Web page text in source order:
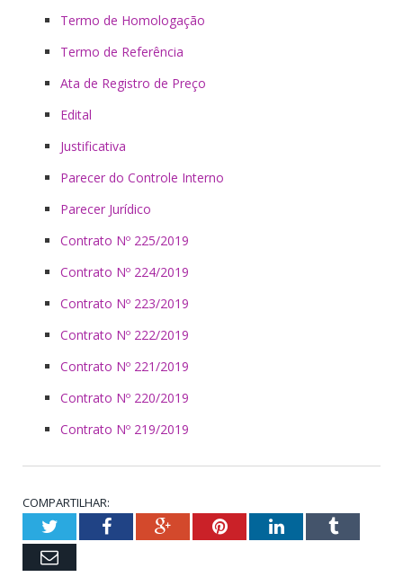
Termo de Homologação
Termo de Referência
Ata de Registro de Preço
Edital
Justificativa
Parecer do Controle Interno
Parecer Jurídico
Contrato Nº 225/2019
Contrato Nº 224/2019
Contrato Nº 223/2019
Contrato Nº 222/2019
Contrato Nº 221/2019
Contrato Nº 220/2019
Contrato Nº 219/2019
COMPARTILHAR:
TwitterFacebookGoogle+PinterestLinkedInTumblr
Email